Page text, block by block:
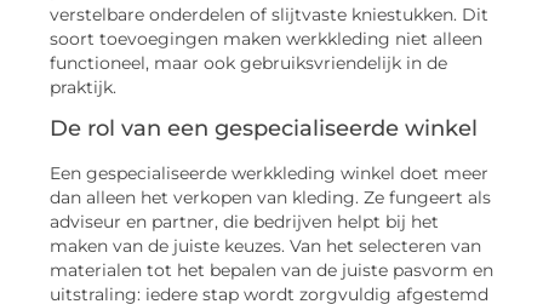
verstelbare onderdelen of slijtvaste kniestukken. Dit
soort toevoegingen maken werkkleding niet alleen
functioneel, maar ook gebruiksvriendelijk in de
praktijk.
De rol van een gespecialiseerde winkel
Een gespecialiseerde werkkleding winkel doet meer
dan alleen het verkopen van kleding. Ze fungeert als
adviseur en partner, die bedrijven helpt bij het
maken van de juiste keuzes. Van het selecteren van
materialen tot het bepalen van de juiste pasvorm en
uitstraling: iedere stap wordt zorgvuldig afgestemd